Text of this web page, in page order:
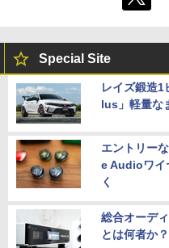
Special Site
レイズ鍛造1
lus」軽量な
エントリー
e Audioワイ
く
総合オーデ
とは何者か？